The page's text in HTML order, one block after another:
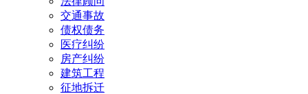
交通事故
债权债务
医疗纠纷
房产纠纷
建筑工程
征地拆迁